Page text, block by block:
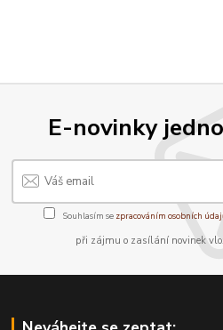
E-novinky
Souhlasím se zpracováním osobních
při zájmu o zasílání novinek